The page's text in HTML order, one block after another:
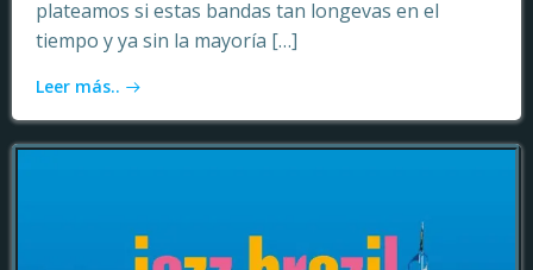
plateamos si estas bandas tan longevas en el
tiempo y ya sin la mayoría […]
Leer más..